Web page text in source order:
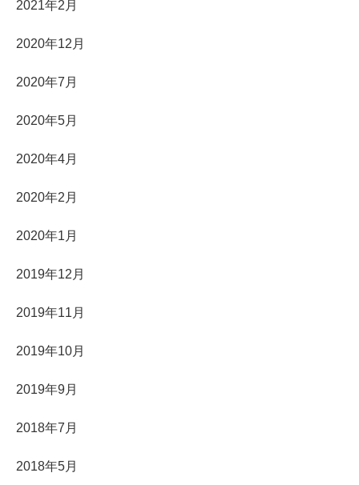
2021年2月
2020年12月
2020年7月
2020年5月
2020年4月
2020年2月
2020年1月
2019年12月
2019年11月
2019年10月
2019年9月
2018年7月
2018年5月